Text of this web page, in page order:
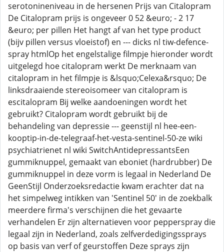
serotonineniveau in de hersenen Prijs van Citalopram
De Citalopram prijs is ongeveer 0 52 &euro; - 2 17
&euro; per pillen Het hangt af van het type product
(bijv pillen versus vloeistof) en --- dicks nl tiw-defence-
spray htmlOp het engelstalige filmpje hieronder wordt
uitgelegd hoe citalopram werkt De merknaam van
citalopram in het filmpje is &lsquo;Celexa&rsquo; De
linksdraaiende stereoisomeer van citalopram is
escitalopram Bij welke aandoeningen wordt het
gebruikt? Citalopram wordt gebruikt bij de
behandeling van depressie --- geenstijl nl hee-een-
kooptip-in-de-telegraaf-het-vesta-sentinel-50-ze wiki
psychiatrienet nl wiki SwitchAntidepressantsEen
gummiknuppel, gemaakt van eboniet (hardrubber) De
gummiknuppel in deze vorm is legaal in Nederland De
GeenStijl Onderzoeksredactie kwam erachter dat na
het simpelweg intikken van 'Sentinel 50' in de zoekbalk
meerdere firma's verschijnen die het gevaarte
verhandelen Er zijn alternatieven voor pepperspray die
legaal zijn in Nederland, zoals zelfverdedigingssprays
op basis van verf of geurstoffen Deze sprays zijn